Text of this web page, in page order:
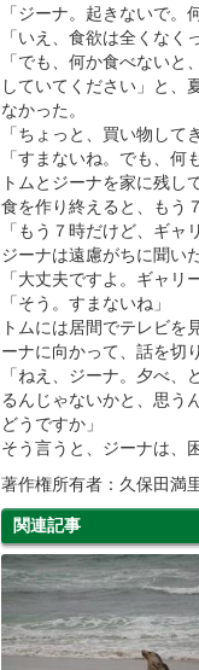
「ジーナ。起きないで。
「いえ、食欲は全くなく
「でも、何か食べない
していてください」と、
なかった。
「ちょっと、買い物して
「すまないね。でも、何
トムとジーナを家に残し
食を作り終えると、もう
「もう７時だけど、ギャ
ジーナは遠慮がちに聞いた
「大丈夫ですよ。ギャ
「そう。すまないね」
トムには居間でテレビを
ーナに向かって、話を切
「ねえ、ジーナ。夕べ
るんじゃないかと、思う
どうですか」
そう言うと、ジーナは、
著作権所有者：久保田満
関連記事